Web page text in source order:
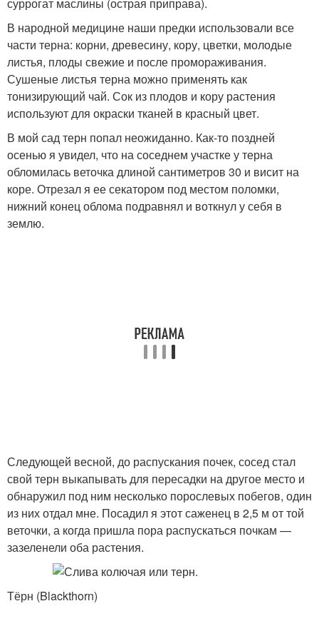
В народной медицине наши предки использовали все
части терна: корни, древесину, кору, цветки, молодые
листья, плоды свежие и после промораживания.
Сушеные листья терна можно применять как
тонизирующий чай. Сок из плодов и кору растения
используют для окраски тканей в красный цвет.
В мой сад терн попал неожиданно. Как-то поздней
осенью я увидел, что на соседнем участке у терна
обломилась веточка длиной сантиметров 30 и висит на
коре. Отрезал я ее секатором под местом поломки,
нижний конец облома подравнял и воткнул у себя в
землю.
Следующей весной, до распускания почек, сосед стал
свой терн выкапывать для пересадки на другое место и
обнаружил под ним несколько порослевых побегов, один
из них отдал мне. Посадил я этот саженец в 2,5 м от той
веточки, а когда пришла пора распускаться почкам —
зазеленели оба растения.
Тёрн (Blackthorn)